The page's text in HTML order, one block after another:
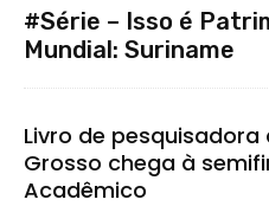
#Série – Isso é
Mundial: Suriname
Livro de pesquisadora
Grosso chega à
Acadêmico